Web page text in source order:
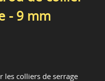
- 9 mm
les colliers de serrage